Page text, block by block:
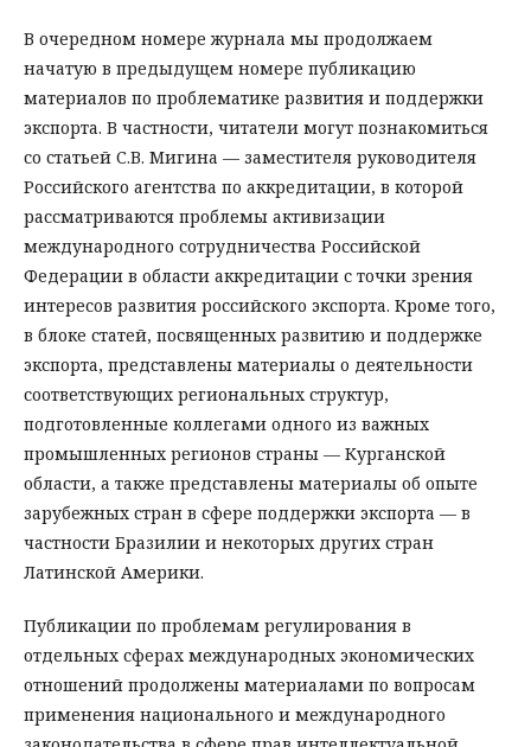
В очередном номере журнала мы продолжаем
начатую в предыдущем номере публикацию
материалов по проблематике развития и поддержки
экспорта. В частности, читатели могут познакомиться
со статьей С.В. Мигина — заместителя руководителя
Российского агентства по аккредитации, в которой
рассматриваются проблемы активизации
международного сотрудничества Российской
Федерации в области аккредитации с точки зрения
интересов развития российского экспорта. Кроме того,
в блоке статей, посвященных развитию и поддержке
экспорта, представлены материалы о деятельности
соответствующих региональных структур,
подготовленные коллегами одного из важных
промышленных регионов страны — Курганской
области, а также представлены материалы об опыте
зарубежных стран в сфере поддержки экспорта — в
частности Бразилии и некоторых других стран
Латинской Америки.
Публикации по проблемам регулирования в
отдельных сферах международных экономических
отношений продолжены материалами по вопросам
применения национального и международного